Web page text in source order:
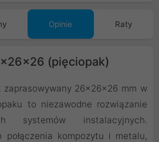
Opinie Raty
(pięciopak)
26x26x26 mm w
to niezawodne rozwiązanie
systemów instalacyjnych.
połączenia kompozytu i metalu,